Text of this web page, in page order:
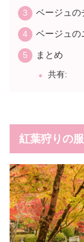
ベージュの
ベージュの
まとめ
共有:
紅葉狩りの